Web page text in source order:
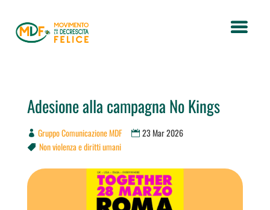
Adesione alla campagna No Kings
Gruppo Comunicazione MDF 23 Mar 2026
 Non violenza e diritti umani